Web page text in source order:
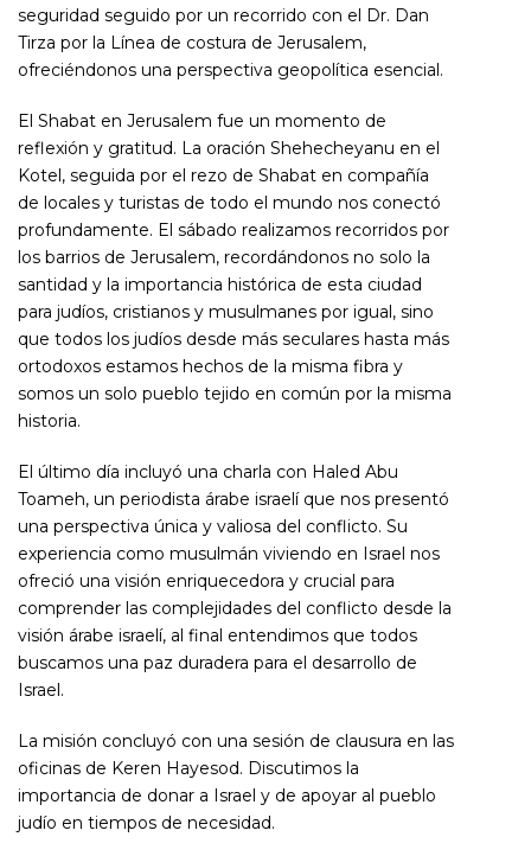
seguridad seguido por un recorrido con el Dr. Dan
Tirza por la Línea de costura de Jerusalem,
ofreciéndonos una perspectiva geopolítica esencial.
El Shabat en Jerusalem fue un momento de
reflexión y gratitud. La oración Shehecheyanu en el
Kotel, seguida por el rezo de Shabat en compañía
de locales y turistas de todo el mundo nos conectó
profundamente. El sábado realizamos recorridos por
los barrios de Jerusalem, recordándonos no solo la
santidad y la importancia histórica de esta ciudad
para judíos, cristianos y musulmanes por igual, sino
que todos los judíos desde más seculares hasta más
ortodoxos estamos hechos de la misma fibra y
somos un solo pueblo tejido en común por la misma
historia.
El último día incluyó una charla con Haled Abu
Toameh, un periodista árabe israelí que nos presentó
una perspectiva única y valiosa del conflicto. Su
experiencia como musulmán viviendo en Israel nos
ofreció una visión enriquecedora y crucial para
comprender las complejidades del conflicto desde la
visión árabe israelí, al final entendimos que todos
buscamos una paz duradera para el desarrollo de
Israel.
La misión concluyó con una sesión de clausura en las
oficinas de Keren Hayesod. Discutimos la
importancia de donar a Israel y de apoyar al pueblo
judío en tiempos de necesidad.